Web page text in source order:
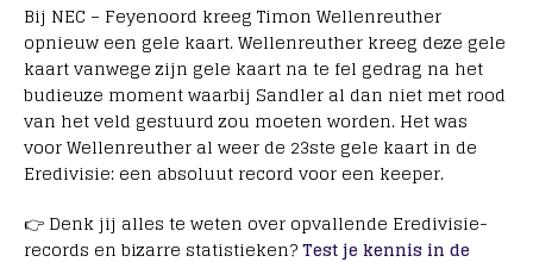
Bij NEC – Feyenoord kreeg Timon Wellenreuther
opnieuw een gele kaart. Wellenreuther kreeg deze gele
kaart vanwege zijn gele kaart na te fel gedrag na het
budieuze moment waarbij Sandler al dan niet met rood
van het veld gestuurd zou moeten worden. Het was
voor Wellenreuther al weer de 23ste gele kaart in de
Eredivisie: een absoluut record voor een keeper.
👉 Denk jij alles te weten over opvallende Eredivisie-
records en bizarre statistieken?Test je kennis in de